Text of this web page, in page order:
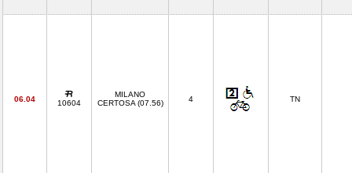
06.04 10604
MILANO
CERTOSA (07.56)
4 TN